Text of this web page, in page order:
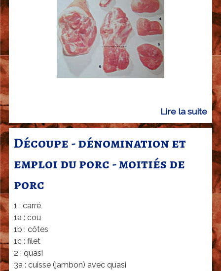
e
m
p
o
d
u
p
o
c
c
a
é
Lire la suite d
e
D
é
c
o
u
p
e
d
é
n
Découpe - dénomination et
emploi du porc - moitiés de
porc
1 : carré
1a : cou
1b : côtes
1c : filet
2 : quasi
3a : cuisse (jambon) avec quasi